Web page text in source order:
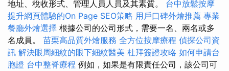
地址、稅收形式、管理人員人員及其素質。 台中放鬆按摩
提升網頁體驗的On Page SEO策略 用戶口碑外燴推薦 專業
餐廳外燴選擇 根據公司的公司形式，需要一名、兩名或多
名成員。 苗栗高品質外燴服務 全方位按摩療程 偵探公司資
訊 解決眼周細紋的眼下細紋醫美 杜拜簽證攻略 如何申請台
胞證 台中整脊療程 例如，如果是有限責任公司，該公司可